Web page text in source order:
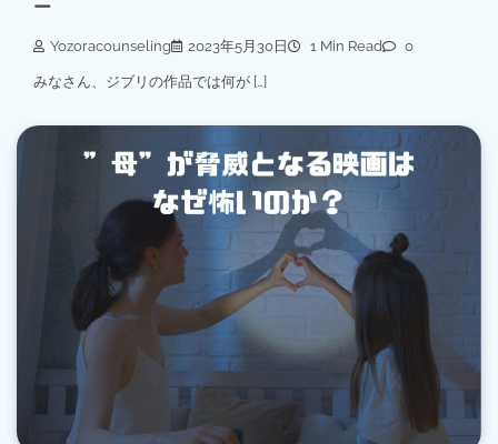
ー
Yozoracounseling 2023年5月30日 1 Min Read 0
みなさん、ジブリの作品では何が […]